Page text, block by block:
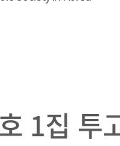
1집 투